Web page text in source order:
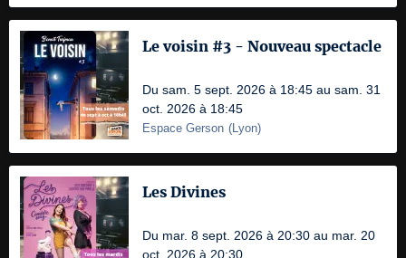
Le voisin #3 - Nouveau spectacle
Du sam. 5 sept. 2026 à 18:45 au sam. 31
oct. 2026 à 18:45
Espace Gerson (Lyon)
Les Divines
Du mar. 8 sept. 2026 à 20:30 au mar. 20
oct. 2026 à 20:30